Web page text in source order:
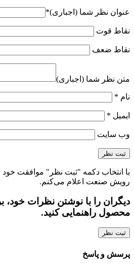
عنوان نظر شما (اجباری)*
نقاط قوت
نقاط ضعف
متن نظر شما (اجباری)
نام *
ایمیل *
وب‌ سایت
با انتخاب دکمه "ثبت نظر" موافقت خود
رویش صنعت اعلام می‌کنم.
دیگران را با نوشتن نظرات خود،
محصول راهنمایی کنید.
ثبت نظر
پرسش و پاسخ